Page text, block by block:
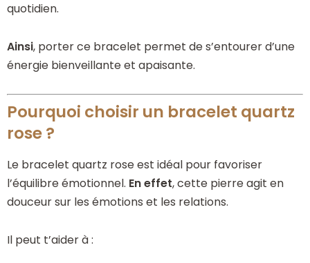
quotidien.
Ainsi, porter ce bracelet permet de s’entourer d’une
énergie bienveillante et apaisante.
Pourquoi choisir un bracelet quartz
rose ?
Le bracelet quartz rose est idéal pour favoriser
l’équilibre émotionnel. En effet, cette pierre agit en
douceur sur les émotions et les relations.
Il peut t’aider à :